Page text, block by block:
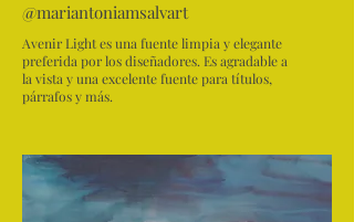
@mariantoniamsalvart
Avenir Light es una fuente limpia y elegante
preferida por los diseñadores. Es agradable a
la vista y una excelente fuente para títulos,
párrafos y más.